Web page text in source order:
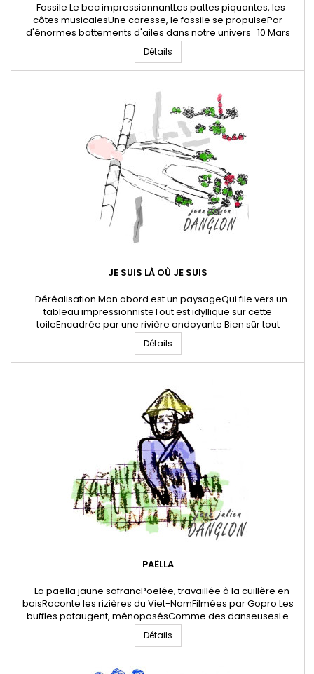
Fossile Le bec impressionnantLes pattes piquantes, les
côtes musicalesUne caresse, le fossile se propulsePar
d'énormes battements d'ailes dans notre univers 10 Mars
2024 * Jean-Julien Danglon - Poête et artiste digitalTous
droits réservés Danglon.fr
Détails
JE SUIS LÀ OÙ JE SUIS
Déréalisation Mon abord est un paysageQui file vers un
tableau impressionnisteTout est idyllique sur cette
toileEncadrée par une rivière ondoyante Bien sûr tout
est IRRAIRRATIONIRRATIONNEL La vérité, je vis dans une
chambre petiteTapissée par un papier Peynet d'époqueLe
robinet chromée du lavabo est piquéLe verrou de la porte dix
Détails
PAËLLA
La paëlla jaune safrancPoëlée, travaillée à la cuillère en
boisRaconte les rizières du Viet-NamFilmées par Gopro Les
buffles pataugent, ménoposésComme des danseusesLe
museau percéD'anneau damacéLes femmes
parachutesPliées en deuxMouillent leur jupeTout au long du
jourRepiquer le riz nourricierLa rizière imbibéeLes femmes
albatros bavardentCoiffées du...
Détails